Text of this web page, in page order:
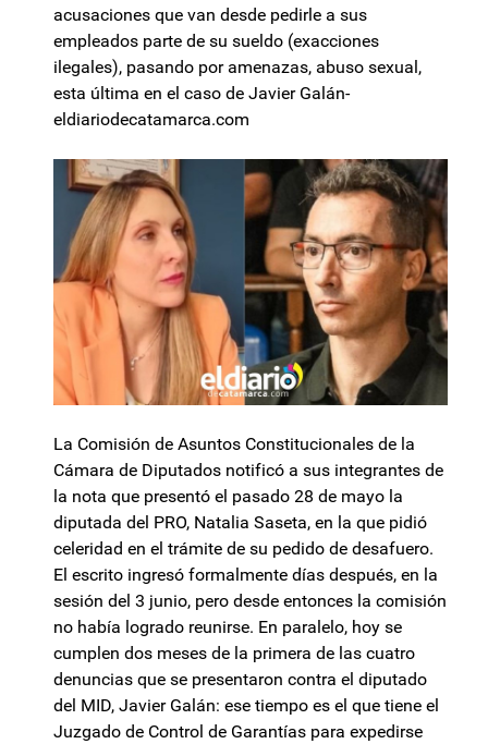
acusaciones que van desde pedirle a sus
empleados parte de su sueldo (exacciones
ilegales), pasando por amenazas, abuso sexual,
esta última en el caso de Javier Galán-
eldiariodecatamarca.com
La Comisión de Asuntos Constitucionales de la
Cámara de Diputados notificó a sus integrantes de
la nota que presentó el pasado 28 de mayo la
diputada del PRO, Natalia Saseta, en la que pidió
celeridad en el trámite de su pedido de desafuero.
El escrito ingresó formalmente días después, en la
sesión del 3 junio, pero desde entonces la comisión
no había logrado reunirse. En paralelo, hoy se
cumplen dos meses de la primera de las cuatro
denuncias que se presentaron contra el diputado
del MID, Javier Galán: ese tiempo es el que tiene el
Juzgado de Control de Garantías para expedirse